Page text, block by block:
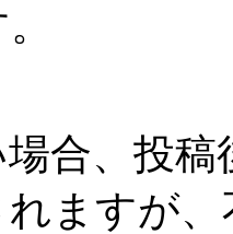
合、投稿
れますが